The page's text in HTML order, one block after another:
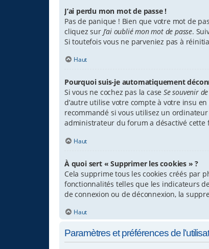
J’ai perdu mon mot de passe !
Pas de panique ! Bien que votre mot de
cliquez sur J’ai oublié mon mot de passe.
Si toutefois vous ne parveniez pas à
Haut
Pourquoi suis-je automatiquement
Si vous ne cochez pas la case Se souvenir
d’autre utilise votre compte à votre insu
recommandé si vous utilisez un
administrateur du forum a désactivé cette
Haut
À quoi sert « Supprimer les cookies » ?
Cela supprime tous les cookies créés par
fonctionnalités telles que les indicateurs
de connexion ou de déconnexion, la
Haut
Paramètres et préférences de